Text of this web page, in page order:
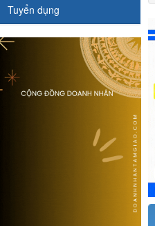
Tuyển dụng